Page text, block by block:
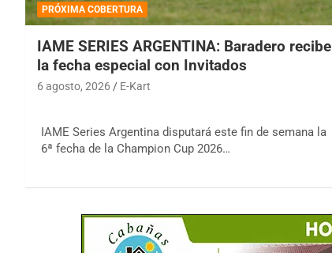
PRÓXIMA COBERTURA
IAME SERIES ARGENTINA: Baradero recibe
la fecha especial con Invitados
6 agosto, 2026 E-Kart
IAME Series Argentina disputará este fin de semana la
6ª fecha de la Champion Cup 2026…